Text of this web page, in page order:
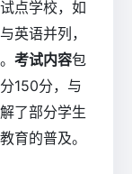
点学校，如
英语并列，
考试内容包
150分，与
了部分学生
育的普及。